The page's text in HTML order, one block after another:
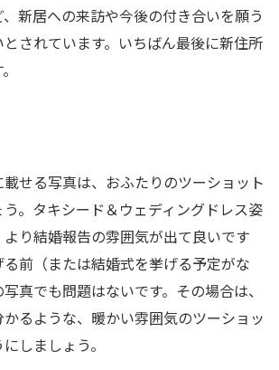
新居への来訪や今後の付き合いを願う
されています。いちばん最後に新住所
せる写真は、おふたりのツーショット
。タキシード＆ウェディングドレス姿
り結婚報告の雰囲気が出て良いです
前（または結婚式を挙げる予定がな
真でも問題はないです。その場合は、
るような、暖かい雰囲気のツーショッ
しましょう。